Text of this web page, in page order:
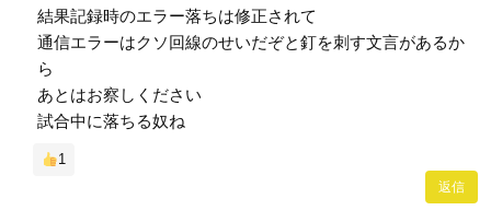
結果記録時のエラー落ちは修正されて
通信エラーはクソ回線のせいだぞと釘を刺す文言があるか
ら
あとはお察しください
試合中に落ちる奴ね
1
返信